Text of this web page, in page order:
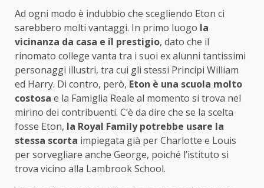
Ad ogni modo è indubbio che scegliendo Eton ci
sarebbero molti vantaggi. In primo luogo la
vicinanza da casa e il prestigio, dato che il
rinomato college vanta tra i suoi ex alunni tantissimi
personaggi illustri, tra cui gli stessi Principi William
ed Harry. Di contro, però, Eton è una scuola molto
costosa e la Famiglia Reale al momento si trova nel
mirino dei contribuenti. C’è da dire che se la scelta
fosse Eton, la Royal Family potrebbe usare la
stessa scorta impiegata già per Charlotte e Louis
per sorvegliare anche George, poiché l’istituto si
trova vicino alla Lambrook School.